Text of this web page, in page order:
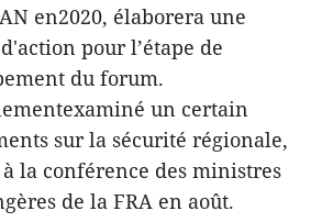
en2020, élaborera une
pour l’étape de
du forum.
un certain
sur la sécurité régionale,
la conférence des ministres
de la FRA en août.